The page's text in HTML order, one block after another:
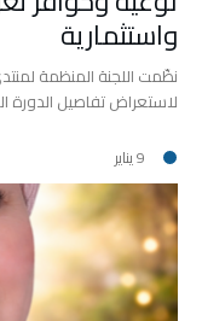
واستثمارية
لاستعراض تفاصيل الدورة
9 يناير